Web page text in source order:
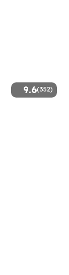
9.6(352)